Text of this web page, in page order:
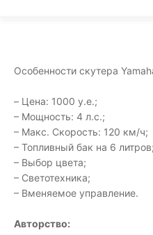
Особенности скутера
– Цена: 1000 у.е.;
– Мощность: 4 л.с.;
– Макс. Скорость: 120 км/ч;
– Топливный бак на 6 литров;
– Выбор цвета;
– Светотехника;
– Вменяемое управление.
Авторство: